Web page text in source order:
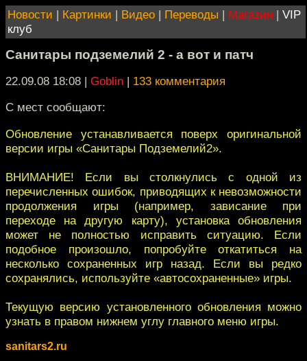
Новости | Картинки | Видео | Переводы | Магазин | VIP
клуб
Санитары подземелий 2 - а вот и патч
22.09.08 18:08 | Goblin | 133 комментария
С мест сообщают:
Обновление устанавливается поверх оригинальной
версии игры «Санитары Подземелий2».
ВНИМАНИЕ! Если вы столкнулись с одной из
перечисленных ошибок, приводящих к невозможности
продолжения игры (например, зависание при
переходе на другую карту), установка обновления
может не полностью исправить ситуацию. Если
подобное произошло, попробуйте откатиться на
несколько сохраненных игр назад. Если вы редко
сохранялись, используйте «автосохраненные» игры.
Текущую версию установленного обновления можно
узнать в правом нижнем углу главного меню игры.
sanitars2.ru